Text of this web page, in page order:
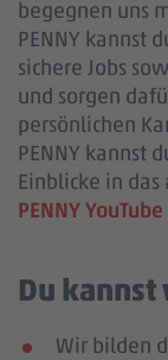
begegnen uns
PENNY kannst
sichere Jobs
und sorgen
persönlichen
PENNY kannst
Einblicke in
PENNY
Du
Wir bilden